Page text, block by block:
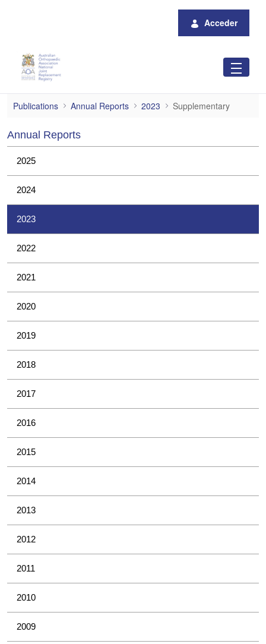
Acceder
Supplementary
Publications Annual Reports 2023 Supplementary
Annual Reports
2025
2024
2023
2022
2021
2020
2019
2018
2017
2016
2015
2014
2013
2012
2011
2010
2009